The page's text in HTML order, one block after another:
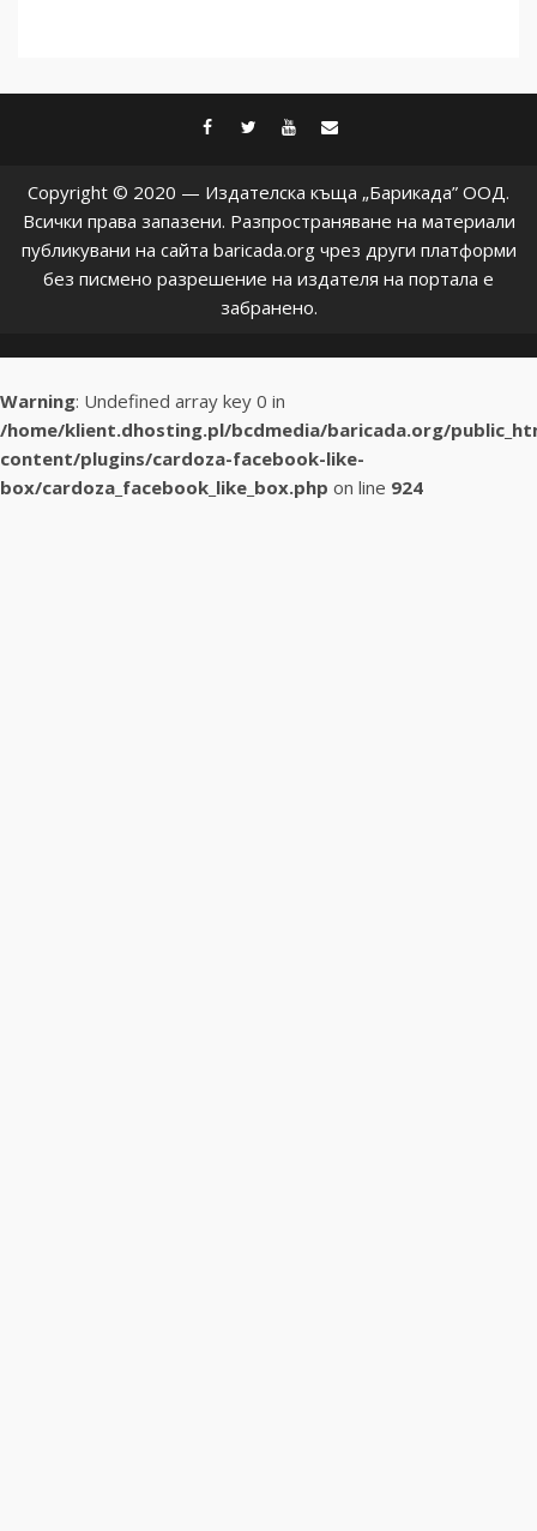
facebook
twitter
youtube
Copyright © 2020 — Издателска къща „Барикада” ООД.
Всички права запазени. Разпространяване на материали
публикувани на сайта baricada.org чрез други платформи
без писмено разрешение на издателя на портала е
забранено.
Warning: Undefined array key 0 in
/home/klient.dhosting.pl/bcdmedia/baricada.org/
content/plugins/cardoza-facebook-like-
box/cardoza_facebook_like_box.php on line 924